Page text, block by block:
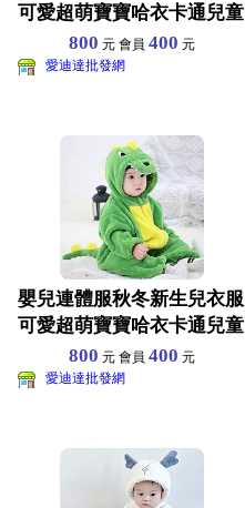
可愛超萌寶寶哈衣卡通兒童
睡衣爬服 尺寸70-1
800 元 會員 400 元
愛迪達批發網
嬰兒連體服秋冬新生兒衣服
可愛超萌寶寶哈衣卡通兒童
睡衣爬服 尺寸70-1
800 元 會員 400 元
愛迪達批發網